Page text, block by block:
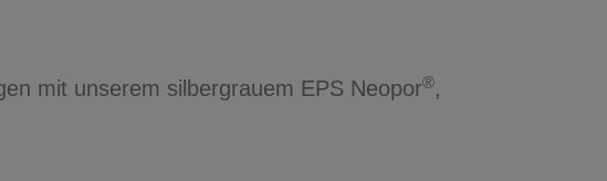
mit unserem silbergrauem EPS Neopor®,